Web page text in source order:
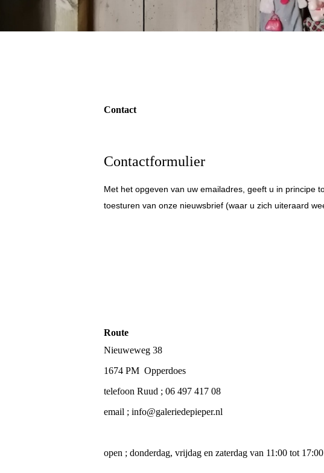
Contact
Contactformulier
Met het opgeven van uw emailadres, geeft u in principe
toesturen van onze nieuwsbrief (waar u zich uiteraard
Route
Nieuweweg 38
1674 PM Opperdoes
telefoon Ruud ; 06 497 417 08
email ; info@galeriedepieper.nl
open ; donderdag, vrijdag en zaterdag van 11:00 tot